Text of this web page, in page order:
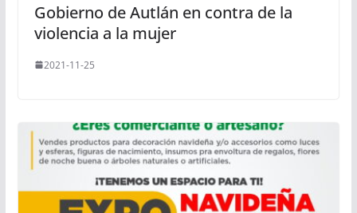
Gobierno de Autlán en contra de la
violencia a la mujer
2021-11-25